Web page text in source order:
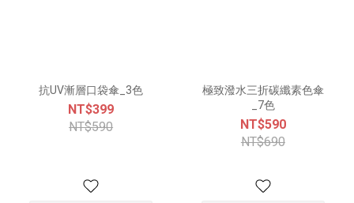
抗UV漸層口袋傘_3色
NT$399
NT$590
極致潑水三折碳纖素色傘
_7色
NT$590
NT$690